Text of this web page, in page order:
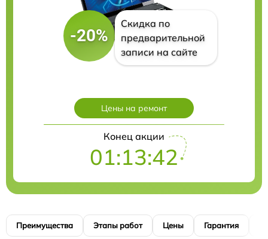
-20%
Скидка по
предварительной
записи на сайте
Цены на ремонт
Конец акции
01:13:41
Преимущества Этапы работ Цены Гарантия